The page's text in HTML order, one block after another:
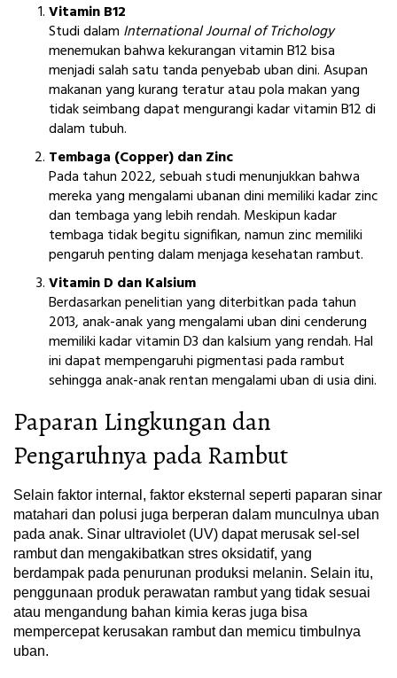
Vitamin B12
Studi dalam International Journal of Trichology
menemukan bahwa kekurangan vitamin B12 bisa
menjadi salah satu tanda penyebab uban dini. Asupan
makanan yang kurang teratur atau pola makan yang
tidak seimbang dapat mengurangi kadar vitamin B12 di
dalam tubuh.
Tembaga (Copper) dan Zinc
Pada tahun 2022, sebuah studi menunjukkan bahwa
mereka yang mengalami ubanan dini memiliki kadar zinc
dan tembaga yang lebih rendah. Meskipun kadar
tembaga tidak begitu signifikan, namun zinc memiliki
pengaruh penting dalam menjaga kesehatan rambut.
Vitamin D dan Kalsium
Berdasarkan penelitian yang diterbitkan pada tahun
2013, anak-anak yang mengalami uban dini cenderung
memiliki kadar vitamin D3 dan kalsium yang rendah. Hal
ini dapat mempengaruhi pigmentasi pada rambut
sehingga anak-anak rentan mengalami uban di usia dini.
Paparan Lingkungan dan
Pengaruhnya pada Rambut
Selain faktor internal, faktor eksternal seperti paparan sinar
matahari dan polusi juga berperan dalam munculnya uban
pada anak. Sinar ultraviolet (UV) dapat merusak sel-sel
rambut dan mengakibatkan stres oksidatif, yang
berdampak pada penurunan produksi melanin. Selain itu,
penggunaan produk perawatan rambut yang tidak sesuai
atau mengandung bahan kimia keras juga bisa
mempercepat kerusakan rambut dan memicu timbulnya
uban.